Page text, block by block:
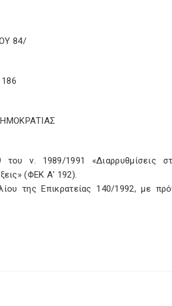
84/
του ν. 1989/1991 «Διαρρυθμίσεις
(ΦΕΚ Α' 192).
της Επικρατείας 140/1992, με